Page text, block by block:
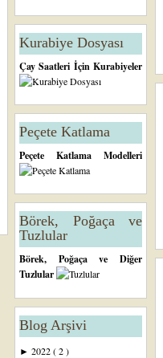
Kurabiye Dosyası
Çay Saatleri İçin Kurabiyeler
Peçete Katlama
Peçete Katlama Modelleri
Börek, Poğaça ve
Tuzlular
Börek, Poğaça ve Diğer
Tuzlular
Blog Arşivi
► 2022( 2 )